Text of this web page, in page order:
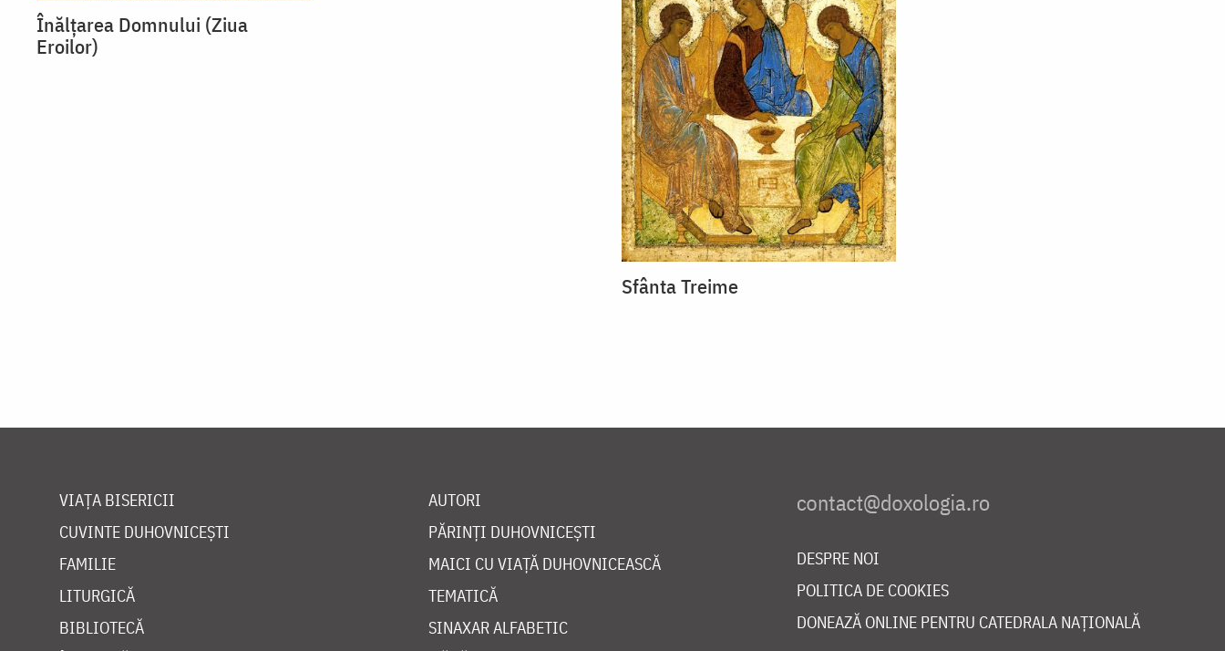
Înălțarea Domnului (Ziua
Eroilor)
Sfânta Treime
VIAȚA BISERICII
CUVINTE DUHOVNICEȘTI
FAMILIE
LITURGICĂ
BIBLIOTECĂ
AUTORI
PĂRINȚI DUHOVNICEȘTI
MAICI CU VIAȚĂ DUHOVNICEASCĂ
TEMATICĂ
SINAXAR ALFABETIC
DESPRE NOI
POLITICA DE COOKIES
DONEAZĂ ONLINE PENTRU CATEDRALA NAȚIONALĂ